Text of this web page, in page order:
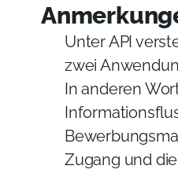
Unter API
zwei
In anderen
Zugang und